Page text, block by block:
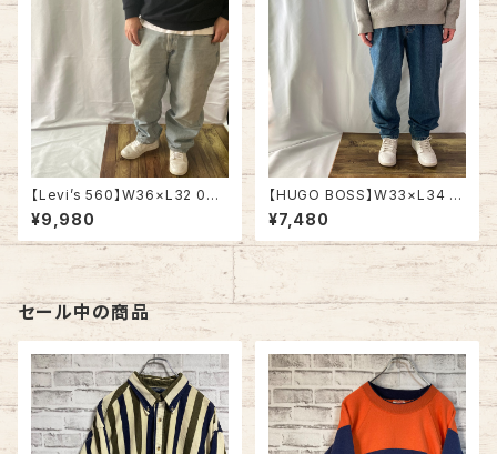
【Levi’s 560】W36×L32 00s
Denim Jeans リーバイス 560
ブルーデニム ライトブルー ジー
ンズ ジーパン テーパード ルー
ズフィット アメリカ USA 古着
¥9,980
【HUGO BOSS】W33×L34 M
ade in ITALY 80s-90s Deni
m Jeans ヒューゴボス ブルー
デニム ウォッシュデニム ジーン
ズ ジーパン テーパード イタリア
¥7,480
セール中の商品